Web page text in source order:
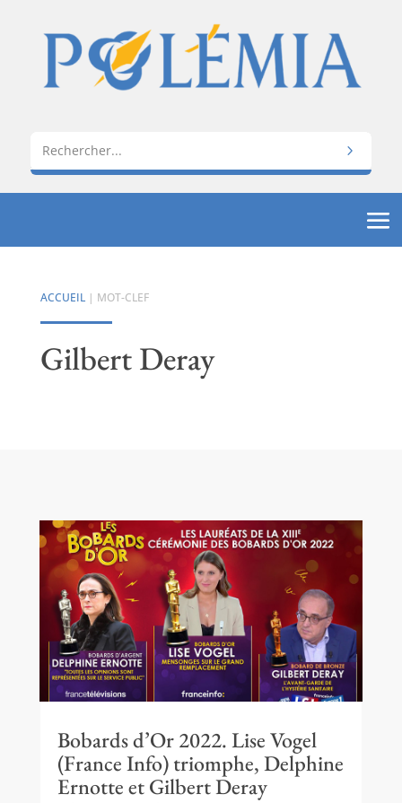
ACCUEIL| MOT-CLEF
Gilbert Deray
Bobards d’Or 2022. Lise Vogel
(France Info) triomphe, Delphine
Ernotte et Gilbert Deray